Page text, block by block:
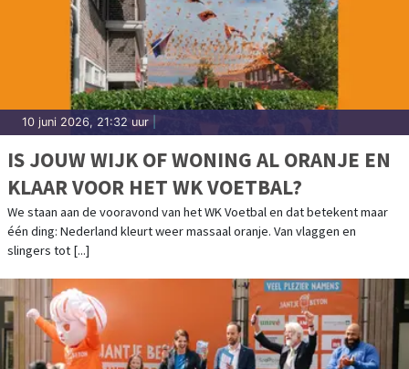
10 juni 2026, 21:32 uur
IS JOUW WIJK OF WONING AL ORANJE EN
KLAAR VOOR HET WK VOETBAL?
We staan aan de vooravond van het WK Voetbal en dat betekent maar
één ding: Nederland kleurt weer massaal oranje. Van vlaggen en
slingers tot [...]